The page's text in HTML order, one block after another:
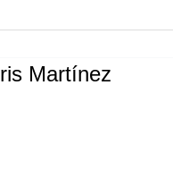
Martínez